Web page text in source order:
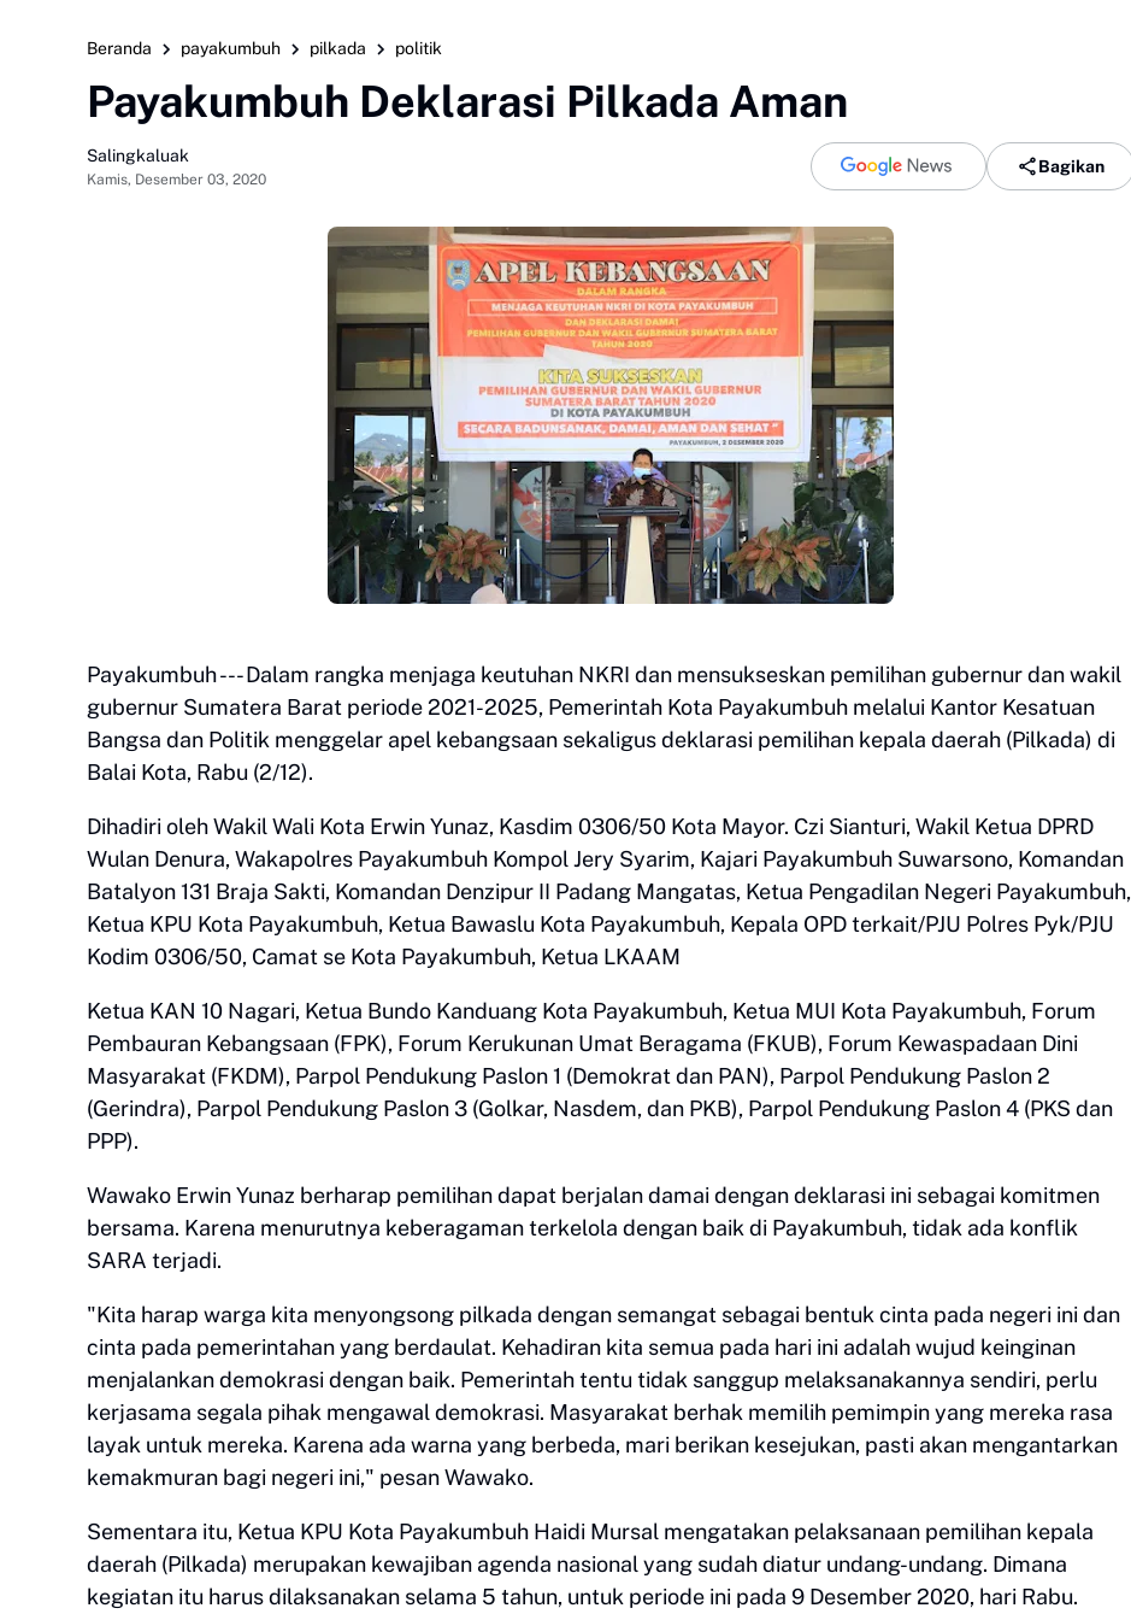
Beranda payakumbuh pilkada politik
Payakumbuh Deklarasi Pilkada Aman
Salingkaluak
Kamis, Desember 03, 2020
Bagikan
Payakumbuh --- Dalam rangka menjaga keutuhan NKRI dan mensukseskan pemilihan gubernur dan wakil
gubernur Sumatera Barat periode 2021-2025, Pemerintah Kota Payakumbuh melalui Kantor Kesatuan
Bangsa dan Politik menggelar apel kebangsaan sekaligus deklarasi pemilihan kepala daerah (Pilkada) di
Balai Kota, Rabu (2/12).
Dihadiri oleh Wakil Wali Kota Erwin Yunaz, Kasdim 0306/50 Kota Mayor. Czi Sianturi, Wakil Ketua DPRD
Wulan Denura, Wakapolres Payakumbuh Kompol Jery Syarim, Kajari Payakumbuh Suwarsono, Komandan
Batalyon 131 Braja Sakti, Komandan Denzipur II Padang Mangatas, Ketua Pengadilan Negeri Payakumbuh,
Ketua KPU Kota Payakumbuh, Ketua Bawaslu Kota Payakumbuh, Kepala OPD terkait/PJU Polres Pyk/PJU
Kodim 0306/50, Camat se Kota Payakumbuh, Ketua LKAAM
Ketua KAN 10 Nagari, Ketua Bundo Kanduang Kota Payakumbuh, Ketua MUI Kota Payakumbuh, Forum
Pembauran Kebangsaan (FPK), Forum Kerukunan Umat Beragama (FKUB), Forum Kewaspadaan Dini
Masyarakat (FKDM), Parpol Pendukung Paslon 1 (Demokrat dan PAN), Parpol Pendukung Paslon 2
(Gerindra), Parpol Pendukung Paslon 3 (Golkar, Nasdem, dan PKB), Parpol Pendukung Paslon 4 (PKS dan
PPP).
Wawako Erwin Yunaz berharap pemilihan dapat berjalan damai dengan deklarasi ini sebagai komitmen
bersama. Karena menurutnya keberagaman terkelola dengan baik di Payakumbuh, tidak ada konflik
SARA terjadi.
"Kita harap warga kita menyongsong pilkada dengan semangat sebagai bentuk cinta pada negeri ini dan
cinta pada pemerintahan yang berdaulat. Kehadiran kita semua pada hari ini adalah wujud keinginan
menjalankan demokrasi dengan baik. Pemerintah tentu tidak sanggup melaksanakannya sendiri, perlu
kerjasama segala pihak mengawal demokrasi. Masyarakat berhak memilih pemimpin yang mereka rasa
layak untuk mereka. Karena ada warna yang berbeda, mari berikan kesejukan, pasti akan mengantarkan
kemakmuran bagi negeri ini," pesan Wawako.
Sementara itu, Ketua KPU Kota Payakumbuh Haidi Mursal mengatakan pelaksanaan pemilihan kepala
daerah (Pilkada) merupakan kewajiban agenda nasional yang sudah diatur undang-undang. Dimana
kegiatan itu harus dilaksanakan selama 5 tahun, untuk periode ini pada 9 Desember 2020, hari Rabu.